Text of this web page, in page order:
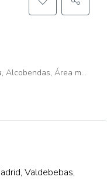
del Henares, Comunidad de Madrid, 28109, España
Valdebebas,